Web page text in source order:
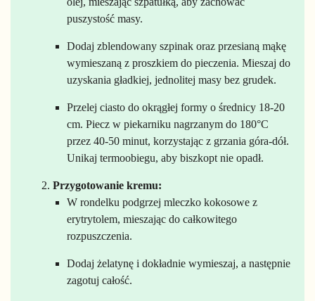
puszystość masy.
Dodaj zblendowany szpinak oraz przesianą mąkę
wymieszaną z proszkiem do pieczenia. Mieszaj do
uzyskania gładkiej, jednolitej masy bez grudek.
Przelej ciasto do okrągłej formy o średnicy 18-20
cm. Piecz w piekarniku nagrzanym do 180°C
przez 40-50 minut, korzystając z grzania góra-dół.
Unikaj termoobiegu, aby biszkopt nie opadł.
Przygotowanie kremu:
W rondelku podgrzej mleczko kokosowe z
erytrytolem, mieszając do całkowitego
rozpuszczenia.
Dodaj żelatynę i dokładnie wymieszaj, a następnie
zagotuj całość.